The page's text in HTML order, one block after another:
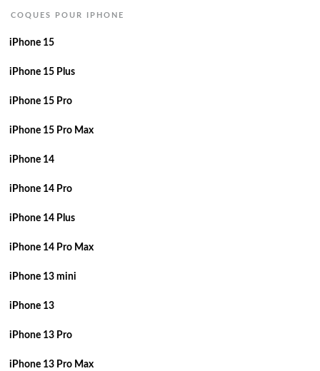
COQUES POUR IPHONE
iPhone 15
iPhone 15 Plus
iPhone 15 Pro
iPhone 15 Pro Max
iPhone 14
iPhone 14 Pro
iPhone 14 Plus
iPhone 14 Pro Max
iPhone 13 mini
iPhone 13
iPhone 13 Pro
iPhone 13 Pro Max